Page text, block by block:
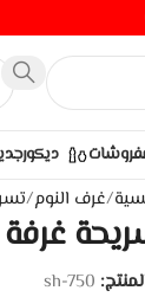
ديكور
/غرف النوم/
sh-750